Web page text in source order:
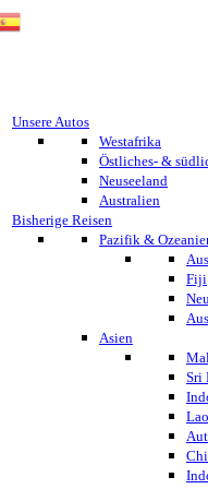
Unsere Autos
Westafrika
Östliches- &
Neuseeland
Australien
Bisherige Reisen
Pazifik &
Fiji
Asien
Sri